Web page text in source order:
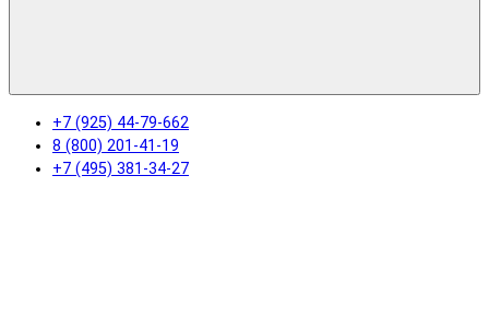
+7 (925) 44-79-662
8 (800) 201-41-19
+7 (495) 381-34-27